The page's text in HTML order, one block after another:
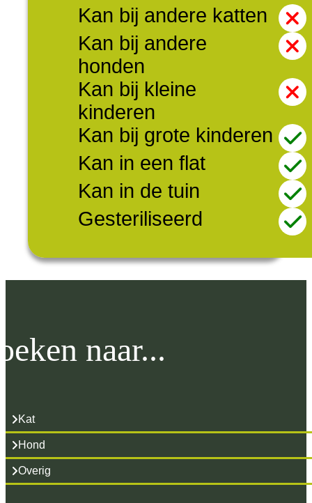
Kan bij andere katten
Kan bij andere
honden
Kan bij kleine
kinderen
Kan bij grote kinderen
Kan in een flat
Kan in de tuin
Gesteriliseerd
naar...
Kat
Hond
Overig